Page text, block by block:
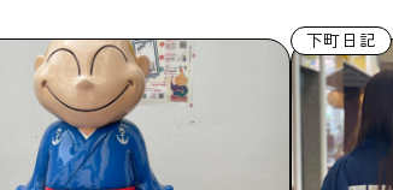
下町日記